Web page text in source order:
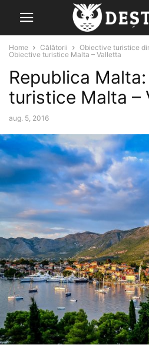
Home Călătorii Obiective turistice
Obiective turistice Malta – Valletta
Republica
turistice Malta –
aug. 5, 2016